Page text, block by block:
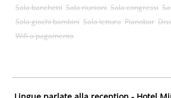
Sala banchetti Sala riunioni Sala congressi
Sala giochi bambini Sala lettura Pianobar
Wifi a pagamento